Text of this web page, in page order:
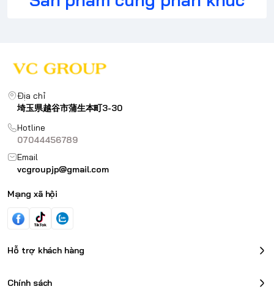
Địa chỉ
埼玉県越谷市蒲生本町3-30
Hotline
07044456789
Email
vcgroupjp@gmail.com
Mạng xã hội
Hỗ trợ khách hàng
Chính sách